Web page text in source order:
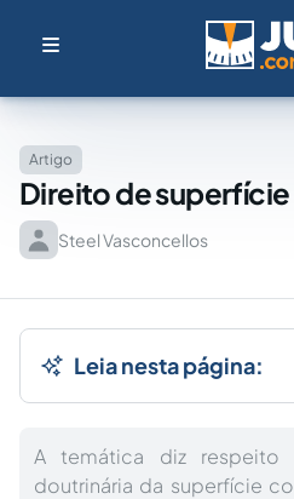
Artigo
Direito de superfície
Steel Vasconcellos
Leia nesta página:
A temática diz respeito
doutrinária da superfície